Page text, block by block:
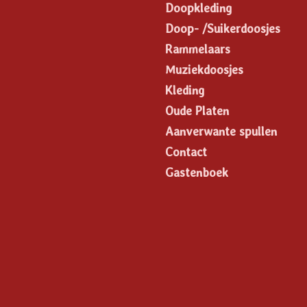
Doopkleding
Doop- /Suikerdoosjes
Rammelaars
Muziekdoosjes
Kleding
Oude Platen
Aanverwante spullen
Contact
Gastenboek